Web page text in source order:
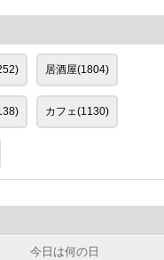
居酒屋(1804)
カフェ(1130)
今日は何の日